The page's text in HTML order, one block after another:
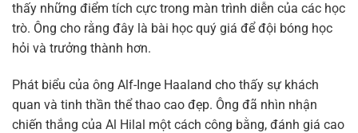
thấy những điểm tích cực trong màn trình diễn của các học
trò. Ông cho rằng đây là bài học quý giá để đội bóng học
hỏi và trưởng thành hơn.
Phát biểu của ông Alf-Inge Haaland cho thấy sự khách
quan và tinh thần thể thao cao đẹp. Ông đã nhìn nhận
chiến thắng của Al Hilal một cách công bằng, đánh giá cao